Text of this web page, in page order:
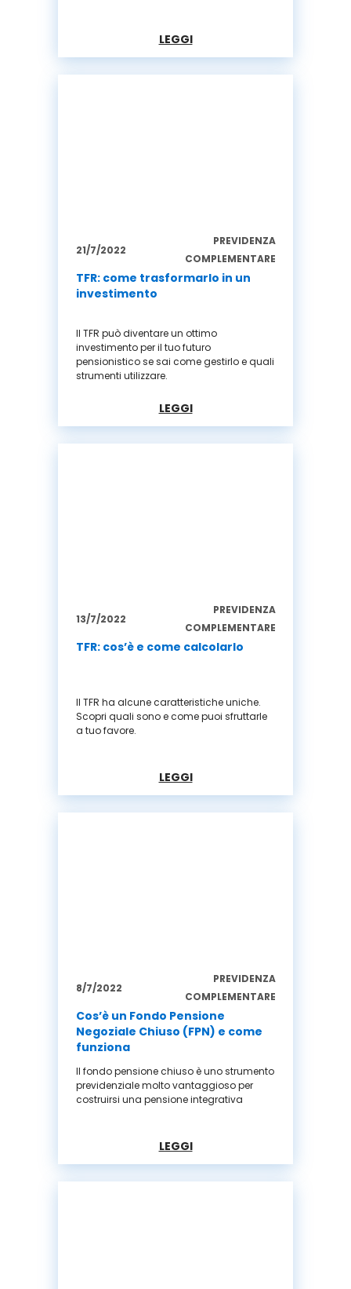
LEGGI
21/7/2022
PREVIDENZA
COMPLEMENTARE
TFR: come trasformarlo in un
investimento
Il TFR può diventare un ottimo
investimento per il tuo futuro
pensionistico se sai come gestirlo e quali
strumenti utilizzare.
LEGGI
13/7/2022
PREVIDENZA
COMPLEMENTARE
TFR: cos’è e come calcolarlo
Il TFR ha alcune caratteristiche uniche.
Scopri quali sono e come puoi sfruttarle
a tuo favore.
LEGGI
8/7/2022
PREVIDENZA
COMPLEMENTARE
Cos’è un Fondo Pensione
Negoziale Chiuso (FPN) e come
funziona
Il fondo pensione chiuso è uno strumento
previdenziale molto vantaggioso per
costruirsi una pensione integrativa
LEGGI